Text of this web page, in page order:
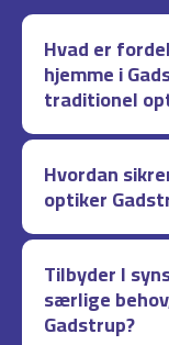
Hvad er
hjemme i
traditionel
Hvordan
optiker
Tilbyder I
særlige
Gadstrup?